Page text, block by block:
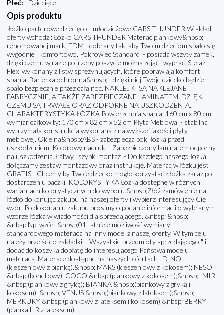
Płeć: Dziecięce
Opis produktu
Łóżko parterowe dziecięco - młodzieżowe CARS THUNDER W skład
oferty wchodzi: Łóżko CARS THUNDER Materac piankowy&nbsp;
renomowanej marki FDM - dobrany tak, aby Twoim dzieciom spało się
wygodnie i komfortowo. Pokrowiec Standard - posiada wszyty zamek,
dzięki czemu w razie potrzeby poszycie można zdjąć i wyprać. Stelaż
Flex wykonany z listw sprężynujących, które poprawiają komfort
spania. Barierka ochronna&nbsp; - dzięki niej Twoje dziecko będzie
spało bezpiecznie przez całą noc. NAKLEJKI SĄ NAKLEJANE
FABRYCZNIE, A TAKŻE ZABEZPIECZANE LAMINATEM, DZIĘKI
CZEMU SĄ TRWAŁE ORAZ ODPORNE NA USZKODZENIA.
CHARAKTERYSTYKA ŁÓŻKA Powierzchnia spania: 160 cm x 80 cm
wymiar całkowity: 170 cm x 82 cm x 52 cm Płyta Meblowa - stabilna i
wytrzymała konstrukcja wykonana z najwyższej jakości płyty
meblowej. Okleina&nbsp;ABS - zabezpiecza boki łóżka przed
uszkodzeniem. Kolorowy nadruk - Zabezpieczony laminatem odporny
na uszkodzenia. Łatwy i szybki montaż - Do każdego naszego łóżka
dołączamy zestaw montażowy oraz instrukcję. Materac w łóżku jest
GRATIS ! Chcemy by Twoje dziecko mogło korzystać z łóżka zaraz po
dostarczeniu paczki. KOLORYSTYKA Łóżka dostępne w różnych
wariantach kolorystycznych do wyboru.&nbsp;Złóż zamówienie na
łóżko dokonując zakupu na naszej oferty i wybierz interesujący Cię
wzór. Po dokonaniu zakupu prosimy o podanie informacji o wybranym
wzorze łóżka w wiadomości dla sprzedającego. &nbsp; &nbsp;
&nbsp;Np. wzór: &nbsp;01 Istnieje możliwość wymiany
standardowego materaca na inny model z naszej oferty. W tym celu
należy przejść do zakładki: " Wszystkie przedmioty sprzedającego " i
dodać do koszyka dopłatę do interesującego Państwa modelu
materaca. Materace dostępne na naszych ofertach : DINO
(kieszeniowy z pianką).&nbsp; MARS (kieszeniowy z kokosem); NESO
&nbsp;(bonellowy); COCO &nbsp;(piankowy z kokosem);&nbsp; IMIR
&nbsp;(piankowy z gryką); BIANKA &nbsp;(piankowy z gryką i
kokosem); &nbsp; VENUS &nbsp;(piankowy z lateksem);&nbsp;
MERKURY &nbsp;(piankowy z lateksem i kokosem);&nbsp; BERRY
(pianka HR z lateksem).